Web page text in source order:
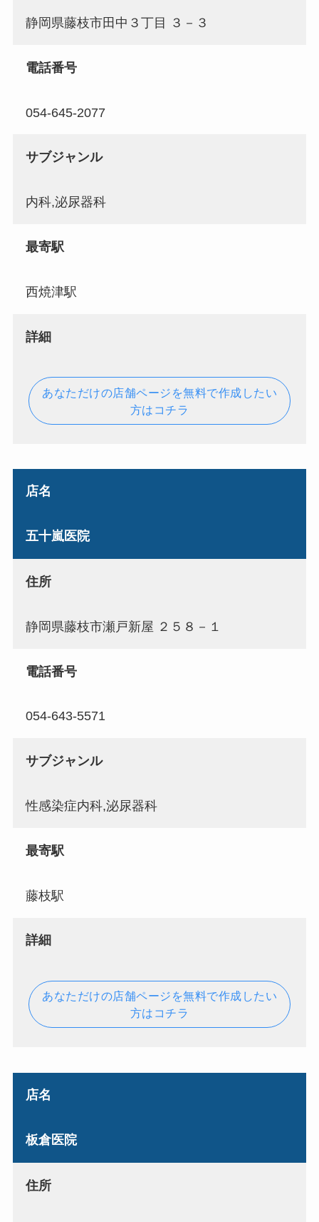
静岡県藤枝市田中３丁目 ３－３
電話番号
054-645-2077
サブジャンル
内科,泌尿器科
最寄駅
西焼津駅
詳細
あなただけの店舗ページを無料で作成したい
方はコチラ
店名
五十嵐医院
住所
静岡県藤枝市瀬戸新屋 ２５８－１
電話番号
054-643-5571
サブジャンル
性感染症内科,泌尿器科
最寄駅
藤枝駅
詳細
あなただけの店舗ページを無料で作成したい
方はコチラ
店名
板倉医院
住所